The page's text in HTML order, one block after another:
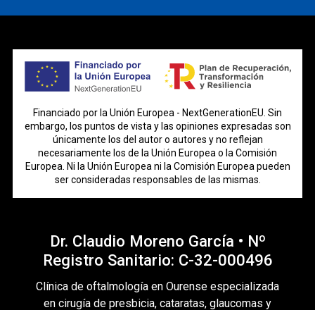
Financiado por la Unión Europea - NextGenerationEU. Sin
embargo, los puntos de vista y las opiniones expresadas son
únicamente los del autor o autores y no reflejan
necesariamente los de la Unión Europea o la Comisión
Europea. Ni la Unión Europea ni la Comisión Europea pueden
ser consideradas responsables de las mismas.
Dr. Claudio Moreno García • Nº
Registro Sanitario: C-32-000496
Clínica de oftalmología en Ourense especializada
en cirugía de presbicia, cataratas, glaucomas y